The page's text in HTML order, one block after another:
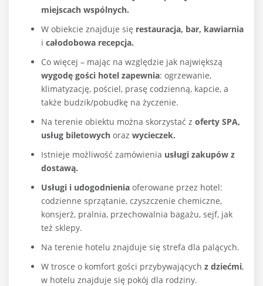
miejscach wspólnych.
W obiekcie znajduje się restauracja, bar, kawiarnia
i całodobowa recepcja.
Co więcej – mając na względzie jak największą
wygodę gości hotel zapewnia: ogrzewanie,
klimatyzację, pościel, prasę codzienną, kapcie, a
także budzik/pobudkę na życzenie.
Na terenie obiektu można skorzystać z oferty SPA,
usług biletowych oraz wycieczek.
Istnieje możliwość zamówienia usługi zakupów z
dostawą.
Usługi i udogodnienia oferowane przez hotel:
codzienne sprzątanie, czyszczenie chemiczne,
konsjerż, pralnia, przechowalnia bagażu, sejf, jak
też sklepy.
Na terenie hotelu znajduje się strefa dla palących.
W trosce o komfort gości przybywających z dziećmi,
w hotelu znajduje się pokój dla rodziny.